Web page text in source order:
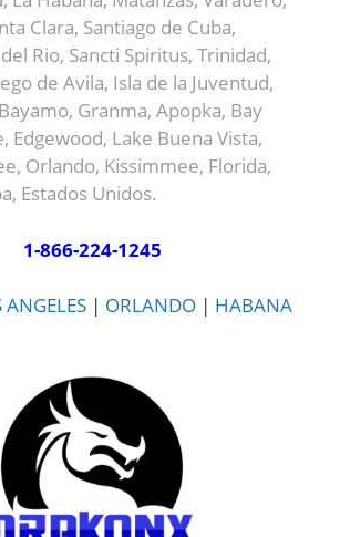
Clara, Santiago de Cuba,
Rio, Sancti Spiritus, Trinidad,
de Avila, Isla de la Juventud,
Granma, Apopka, Bay
Edgewood, Lake Buena Vista,
Orlando, Kissimmee, Florida,
Estados Unidos.
1-866-224-1245
ANGELES| ORLANDO| HABANA